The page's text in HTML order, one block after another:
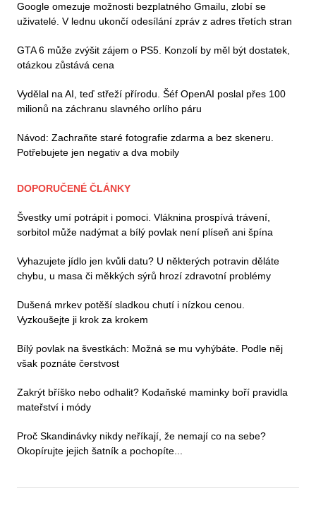
Google omezuje možnosti bezplatného Gmailu, zlobí se
uživatelé. V lednu ukončí odesílání zpráv z adres třetích stran
GTA 6 může zvýšit zájem o PS5. Konzolí by měl být dostatek,
otázkou zůstává cena
Vydělal na AI, teď střeží přírodu. Šéf OpenAI poslal přes 100
milionů na záchranu slavného orlího páru
Návod: Zachraňte staré fotografie zdarma a bez skeneru.
Potřebujete jen negativ a dva mobily
DOPORUČENÉ ČLÁNKY
Švestky umí potrápit i pomoci. Vláknina prospívá trávení,
sorbitol může nadýmat a bílý povlak není plíseň ani špína
Vyhazujete jídlo jen kvůli datu? U některých potravin děláte
chybu, u masa či měkkých sýrů hrozí zdravotní problémy
Dušená mrkev potěší sladkou chutí i nízkou cenou.
Vyzkoušejte ji krok za krokem
Bílý povlak na švestkách: Možná se mu vyhýbáte. Podle něj
však poznáte čerstvost
Zakrýt bříško nebo odhalit? Kodaňské maminky boří pravidla
mateřství i módy
Proč Skandinávky nikdy neříkají, že nemají co na sebe?
Okopírujte jejich šatník a pochopíte...